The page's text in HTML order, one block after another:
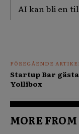
AI kan bli en
FÖREGÅENDE
Startup Bar
Yollibox
MORE